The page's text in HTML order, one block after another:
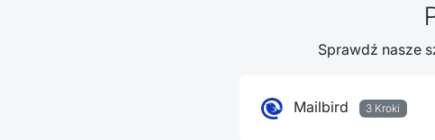
Sprawdź nasze
Mailbird 3 Kroki